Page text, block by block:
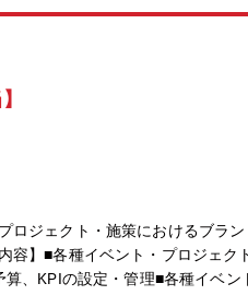
ロジェクト・施策におけるブラ
容】■各種イベント・プロジェ
、KPIの設定・管理■各種イベ